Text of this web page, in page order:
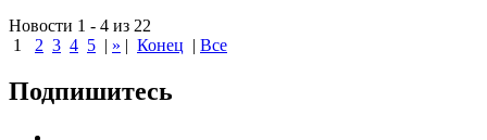
Новости 1 - 4 из 22
1
2 3 4 5 | » | Конец | Все
Подпишитесь